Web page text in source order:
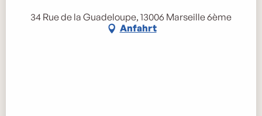
34 Rue de la Guadeloupe, 13006 Marseille 6ème
Anfahrt